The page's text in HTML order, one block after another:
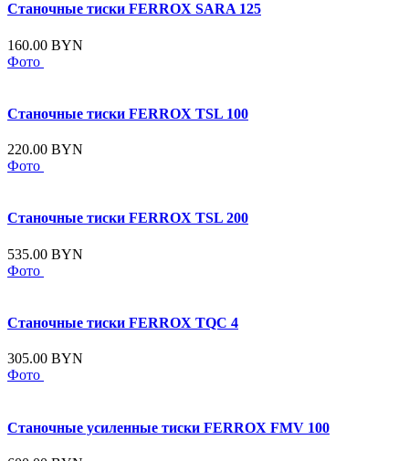
Станочные тиски FERROX SARA 125
160.00 BYN
Фото
Станочные тиски FERROX TSL 100
220.00 BYN
Фото
Станочные тиски FERROX TSL 200
535.00 BYN
Фото
Станочные тиски FERROX TQC 4
305.00 BYN
Фото
Станочные усиленные тиски FERROX FMV 100